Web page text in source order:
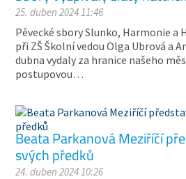
25. duben 2024 11:46
Pěvecké sbory Slunko, Harmonie a
při ZŠ Školní vedou Olga Ubrová a
dubna vydaly za hranice našeho
postupovou…
Beata Parkanová Meziříčí
svých předků
24. duben 2024 10:26